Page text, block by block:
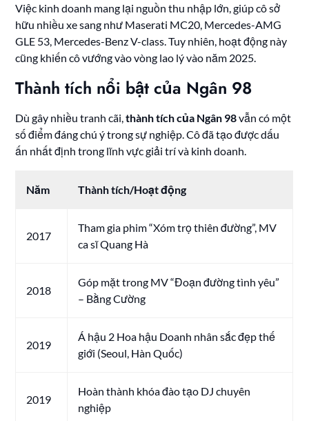
Việc kinh doanh mang lại nguồn thu nhập lớn, giúp cô sở
hữu nhiều xe sang như Maserati MC20, Mercedes-AMG
GLE 53, Mercedes-Benz V-class. Tuy nhiên, hoạt động này
cũng khiến cô vướng vào vòng lao lý vào năm 2025.
Thành tích nổi bật của Ngân 98
Dù gây nhiều tranh cãi,thành tích của Ngân 98vẫn có một
số điểm đáng chú ý trong sự nghiệp. Cô đã tạo được dấu
ấn nhất định trong lĩnh vực giải trí và kinh doanh.
Năm Thành tích/Hoạt động
2017
Tham gia phim “Xóm trọ thiên đường”, MV
ca sĩ Quang Hà
2018
Góp mặt trong MV “Đoạn đường tình yêu”
– Bằng Cường
2019
Á hậu 2 Hoa hậu Doanh nhân sắc đẹp thế
giới (Seoul, Hàn Quốc)
2019
Hoàn thành khóa đào tạo DJ chuyên
nghiệp